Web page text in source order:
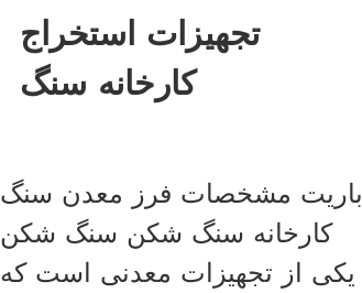
تجهیزات استخراج
کارخانه سنگ
باریت مشخصات فرز معدن سنگ
کارخانه سنگ شکن سنگ شکن
یکی از تجهیزات معدنی است که